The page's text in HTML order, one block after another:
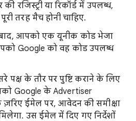
रजिस्ट्री या रिकॉर्ड में उपलब्ध,
तरह मैच होनी चाहिए.
आपको एक यूनीक कोड भेजा
Google को वह कोड उपलब्ध
पक्ष के तौर पर पुष्टि कराने के लिए
Google के Advertiser
ईमेल पर, आवेदन की समीक्षा
उस ईमेल में दिए गए निर्देशों